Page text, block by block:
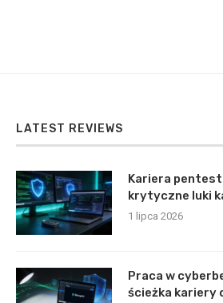
LATEST REVIEWS
Kariera
krytyczne luki
1 lipca 2026
Praca w
ścieżka kariery